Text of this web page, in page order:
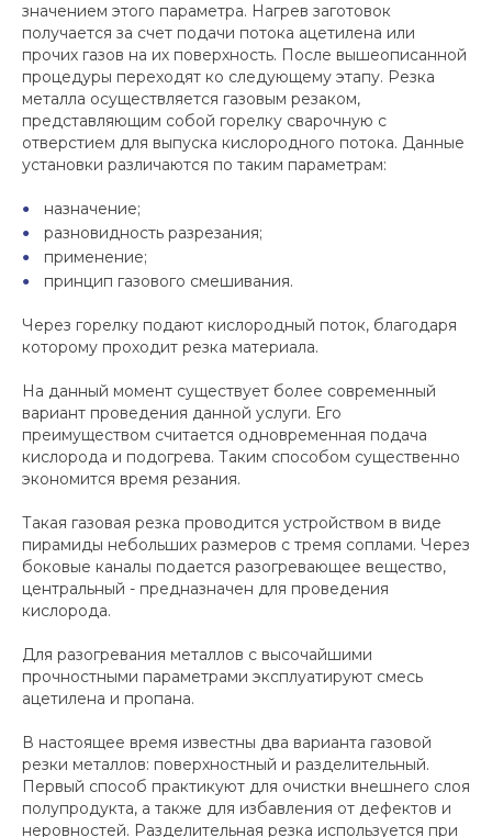
значением этого параметра. Нагрев заготовок
получается за счет подачи потока ацетилена или
прочих газов на их поверхность. После вышеописанной
процедуры переходят ко следующему этапу. Резка
металла осуществляется газовым резаком,
представляющим собой горелку сварочную с
отверстием для выпуска кислородного потока. Данные
установки различаются по таким параметрам:
назначение;
разновидность разрезания;
применение;
принцип газового смешивания.
Через горелку подают кислородный поток, благодаря
которому проходит резка материала.
На данный момент существует более современный
вариант проведения данной услуги. Его
преимуществом считается одновременная подача
кислорода и подогрева. Таким способом существенно
экономится время резания.
Такая газовая резка проводится устройством в виде
пирамиды небольших размеров с тремя соплами. Через
боковые каналы подается разогревающее вещество,
центральный - предназначен для проведения
кислорода.
Для разогревания металлов с высочайшими
прочностными параметрами эксплуатируют смесь
ацетилена и пропана.
В настоящее время известны два варианта газовой
резки металлов: поверхностный и разделительный.
Первый способ практикуют для очистки внешнего слоя
полупродукта, а также для избавления от дефектов и
неровностей. Разделительная резка используется при